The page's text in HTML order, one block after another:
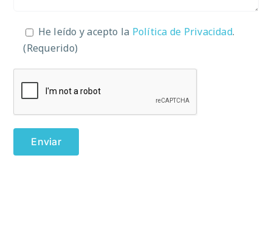
He leído y acepto la Política de Privacidad.
(Requerido)